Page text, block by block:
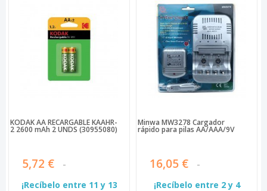
KODAK AA RECARGABLE KAAHR-
2 2600 mAh 2 UNDS (30955080)
5,72 €
¡Recíbelo entre 11 y 13
Minwa MW3278 Cargador
rápido para pilas AA/AAA/9V
16,05 €
¡Recíbelo entre 2 y 4